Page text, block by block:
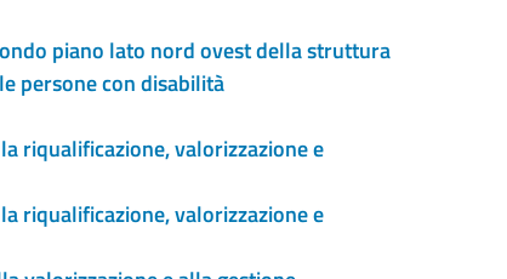
piano lato nord ovest della struttura
persone con disabilità
riqualificazione, valorizzazione e
riqualificazione, valorizzazione e